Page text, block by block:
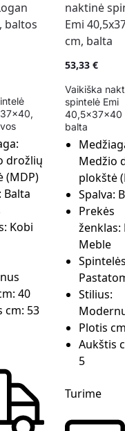
drožlių
(MDP)
Balta
Kobi
40
cm: 53
53,33 €
Vaikiška
spintelė Emi
40,5x37x40
balta
Medžio
plokštė
Spalva:
Prekės
ženklas:
Meble
Stilius:
Plotis
Aukštis
5
Turime